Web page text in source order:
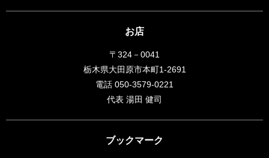
お店
〒324－0041
栃木県大田原市本町1-2691
電話 050-3579-0221
代表 湯田 健司
ブックマーク